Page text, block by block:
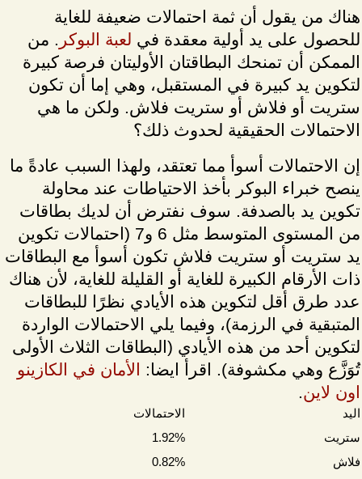
هناك من يقول أن ثمة احتمالات ضعيفة للغاية
للحصول على يد أولية معقدة في لعبة البوكر . من
الممكن أن تمنحك البطاقتان الأوليتان فرصة كبيرة
لتكوين يد كبيرة في المستقبل، وهي إما أن تكون
ستريت أو فلاش أو ستريت فلاش. ولكن ما هي
الاحتمالات الحقيقية لحدوث ذلك؟
إن الاحتمالات أسوأ مما تعتقد، ولهذا السبب عادةً ما
ينصح خبراء البوكر بأخذ الاحتياطات عند محاولة
تكوين يد بالصدفة. سوف نفترض أن لديك بطاقات
من المستوى المتوسط مثل 6 و7 (احتمالات تكوين
يد ستريت أو ستريت فلاش تكون أسوأ مع البطاقات
ذات الأرقام الكبيرة للغاية أو القليلة للغاية، لأن هناك
عدد طرق أقل لتكوين هذه الأيادي نظرًا للبطاقات
المتبقية في الرزمة)، وفيما يلي الاحتمالات الواردة
لتكوين أحد من هذه الأيادي (البطاقات الثلاث الأولى
تُوَزَّع وهي مكشوفة). اقرأ ايضا:
الأمان في الكازينو
اون لاين.
اليد
الاحتمالات
ستريت
1.92%
فلاش
0.82%